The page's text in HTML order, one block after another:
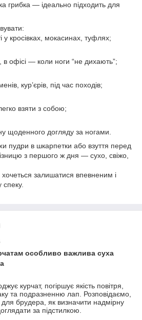
грибка — ідеально підходить для
кросівках, мокасинах, туфлях;
в офісі — коли ноги “не дихають”;
кур’єрів, під час походів;
взяти з собою;
щоденного догляду за ногами.
пудри в шкарпетки або взуття перед
з першого ж дня — сухо, свіжо,
залишатися впевненим і
особливо важлива суха
курчат, погіршує якість повітря,
та подразненню лап. Розповідаємо,
брудера, як визначити надмірну
за підстилкою.